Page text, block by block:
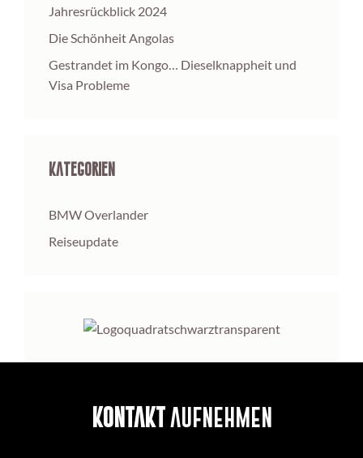
Jahresrückblick 2024
Die Schönheit Angolas
Gestrandet im Kongo… Dieselknappheit und
Visa Probleme
Kategorien
BMW Overlander
Reiseupdate
KONTAKTAUFNEHMEN